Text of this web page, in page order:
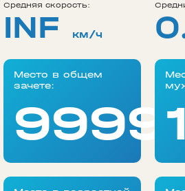
Средняя скорость:
INF км/ч
Место в общем
зачете: